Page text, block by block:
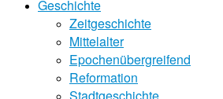
Geschichte
Zeitgeschichte
Mittelalter
Epochenübergreifend
Reformation